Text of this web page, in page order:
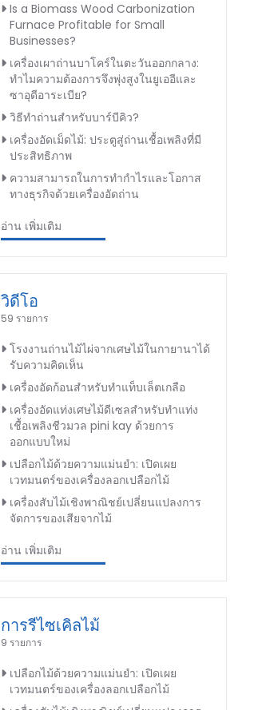
Is a Biomass Wood Carbonization
Furnace Profitable for Small
Businesses?
เครื่องเผาถ่านบาโคร์ในตะวันออกกลาง:
ทำไมความต้องการจึงพุ่งสูงในยูเออีและ
ซาอุดีอาระเบีย?
วิธีทำถ่านสำหรับบาร์บีคิว?
เครื่องอัดเม็ดไม้: ประตูสู่ถ่านเชื้อเพลิงที่มี
ประสิทธิภาพ
ความสามารถในการทำกำไรและโอกาส
ทางธุรกิจด้วยเครื่องอัดถ่าน
อ่าน เพิ่มเติม
วิดีโอ
59 รายการ
โรงงานถ่านไม้ไผ่จากเศษไม้ในกายานาได้
รับความคิดเห็น
เครื่องอัดก้อนสำหรับทำแท็บเล็ตเกลือ
เครื่องอัดแท่งเศษไม้ดีเซลสำหรับทำแท่ง
เชื้อเพลิงชีวมวล pini kay ด้วยการ
ออกแบบใหม่
เปลือกไม้ด้วยความแม่นยำ: เปิดเผย
เวทมนตร์ของเครื่องลอกเปลือกไม้
เครื่องสับไม้เชิงพาณิชย์เปลี่ยนแปลงการ
จัดการของเสียจากไม้
อ่าน เพิ่มเติม
การรีไซเคิลไม้
9 รายการ
เปลือกไม้ด้วยความแม่นยำ: เปิดเผย
เวทมนตร์ของเครื่องลอกเปลือกไม้